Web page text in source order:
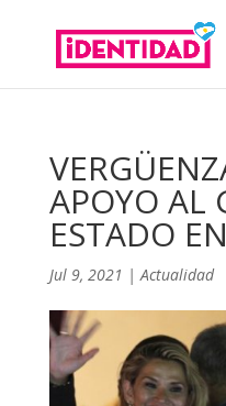
APOYO AL
ESTADO
Jul 9, 2021 |Actualidad